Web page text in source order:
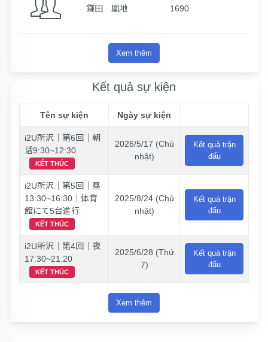
鎌田 凰地 1690
Xem thêm
Kết quả sự kiện
Tên sự kiện Ngày sự kiện
i2U所沢｜第6回｜朝
活9:30~12:30
KẾT THÚC
2026/5/17 (Chủ
nhật)
Kết quả trận
đấu
i2U所沢｜第5回｜昼
13:30~16:30｜体育
館にて5台進行
KẾT THÚC
2025/8/24 (Chủ
nhật)
Kết quả trận
đấu
i2U所沢｜第4回｜夜
17:30~21:20
KẾT THÚC
2025/6/28 (Thứ
7)
Kết quả trận
đấu
Xem thêm